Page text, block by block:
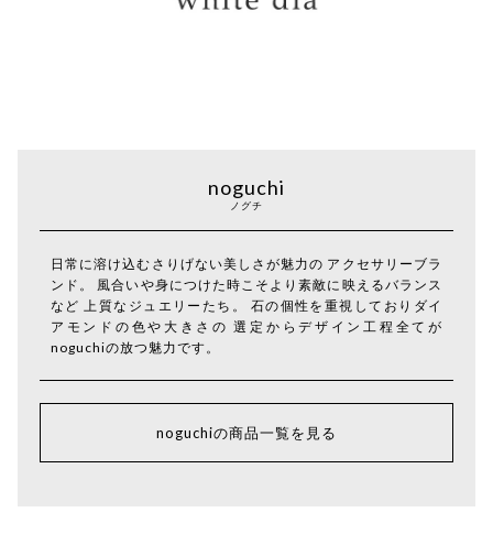
noguchi
ノグチ
日常に溶け込むさりげない美しさが魅力の アクセサリーブラ
ンド。 風合いや身につけた時こそより素敵に映えるバランス
など 上質なジュエリーたち。 石の個性を重視しておりダイ
アモンドの色や大きさの 選定からデザイン工程全てが
noguchiの放つ魅力です。
noguchiの商品一覧を見る